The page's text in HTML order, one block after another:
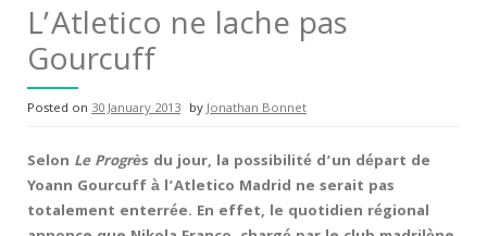
L’Atletico ne lache pas
Gourcuff
Posted on 30 January 2013 byJonathan Bonnet
Selon Le Progrès du jour, la possibilité d’un départ de
Yoann Gourcuff à l’Atletico Madrid ne serait pas
totalement enterrée. En effet, le quotidien régional